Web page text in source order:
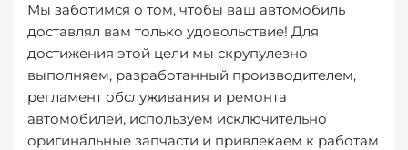
Мы заботимся о том, чтобы ваш автомобиль
доставлял вам только удовольствие! Для
достижения этой цели мы скрупулезно
выполняем, разработанный производителем,
регламент обслуживания и ремонта
автомобилей, используем исключительно
оригинальные запчасти и привлекаем к работам